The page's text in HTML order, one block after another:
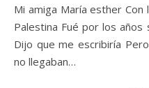
Mi amiga María esther Con la que tanto jugué Se marchó a
Palestina Fué por los
Dijo que me escribiría
no llegaban…